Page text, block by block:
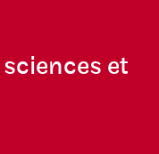
sciences et